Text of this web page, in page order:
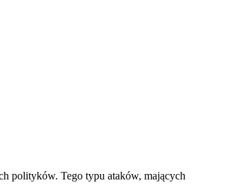
polityków. Tego typu ataków, mających